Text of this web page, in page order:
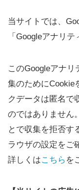
当サイトでは、
「Googleアナリ
このGoogleアナ
集のためにCookie
クデータは匿名で
のではありません
とで収集を拒否す
ラウザの設定をご
詳しくはこちら を